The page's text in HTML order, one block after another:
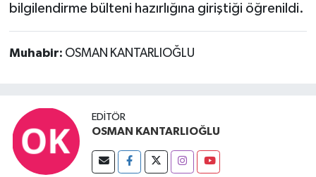
bilgilendirme bülteni hazırlığına giriştiği öğrenildi.
Muhabir: OSMAN KANTARLIOĞLU
EDITÖR
OSMAN KANTARLIOĞLU